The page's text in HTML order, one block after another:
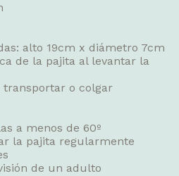
alto 19cm x diámetro 7cm
de la pajita al levantar la
transportar o colgar
a menos de 60º
la pajita regularmente
de un adulto